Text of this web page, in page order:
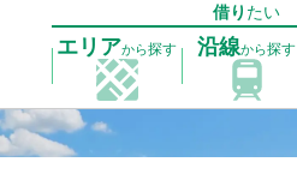
借り たい
エリアから探す 沿線から探す